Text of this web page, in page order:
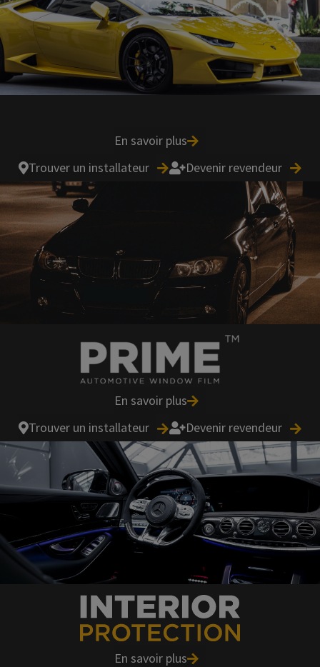
En savoir plus
Trouver un installateur
Devenir revendeur
En savoir plus
Trouver un installateur
Devenir revendeur
En savoir plus